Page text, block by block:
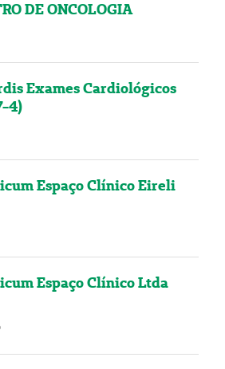
DE ONCOLOGIA
Exames Cardiológicos
4)
Espaço Clínico Eireli
Espaço Clínico Ltda